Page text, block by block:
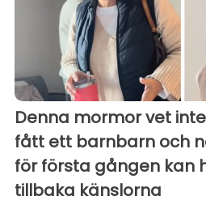
Denna mormor vet
fått ett barnbarn och
för första gången kan
tillbaka känslorna